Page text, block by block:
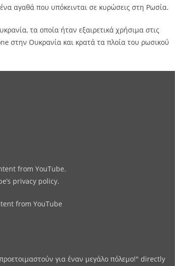
αγαθά που υπόκεινται σε κυρώσεις στη Ρωσία.
τα οποία ήταν εξαιρετικά χρήσιμα στις
στην Ουκρανία και κρατά τα πλοία του ρωσικού
from YouTube.
privacy policy.
from YouTube
για έναν μεγάλο πόλεμο!" directly